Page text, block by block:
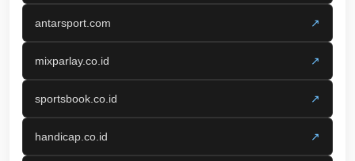
antarsport.com ↗
mixparlay.co.id ↗
sportsbook.co.id ↗
handicap.co.id ↗